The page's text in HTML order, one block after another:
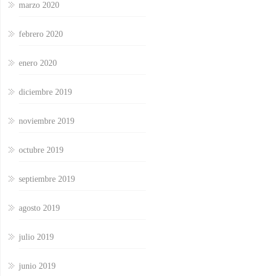
marzo 2020
febrero 2020
enero 2020
diciembre 2019
noviembre 2019
octubre 2019
septiembre 2019
agosto 2019
julio 2019
junio 2019